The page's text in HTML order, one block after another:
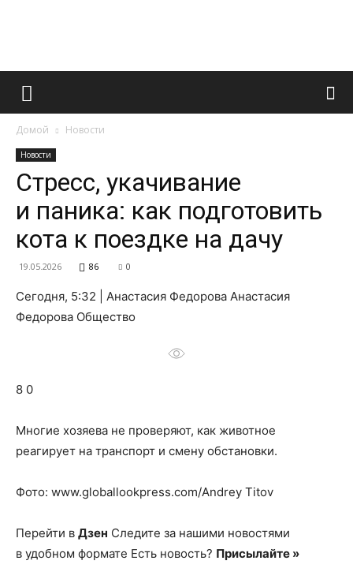
Французский
о
нем
Домой Новости
Новости
Стресс, укачивание
и паника: как подготовить
кота к поездке на дачу
19.05.2026 86 0
Сегодня, 5:32 | Анастасия Федорова Анастасия
Федорова Общество
8 0
Многие хозяева не проверяют, как животное
реагирует на транспорт и смену обстановки.
Фото: www.globallookpress.com/Andrey Titov
Перейти в Дзен Следите за нашими новостями
в удобном формате Есть новость? Присылайте »